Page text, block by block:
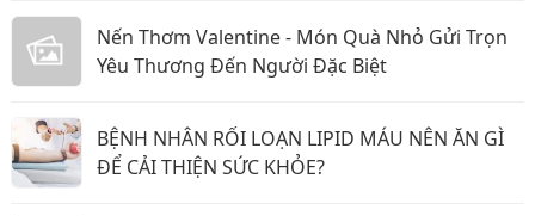
Nến Thơm Valentine - Món Quà Nhỏ Gửi Trọn
Yêu Thương Đến Người Đặc Biệt
BỆNH NHÂN RỐI LOẠN LIPID MÁU NÊN ĂN GÌ
ĐỂ CẢI THIỆN SỨC KHỎE?